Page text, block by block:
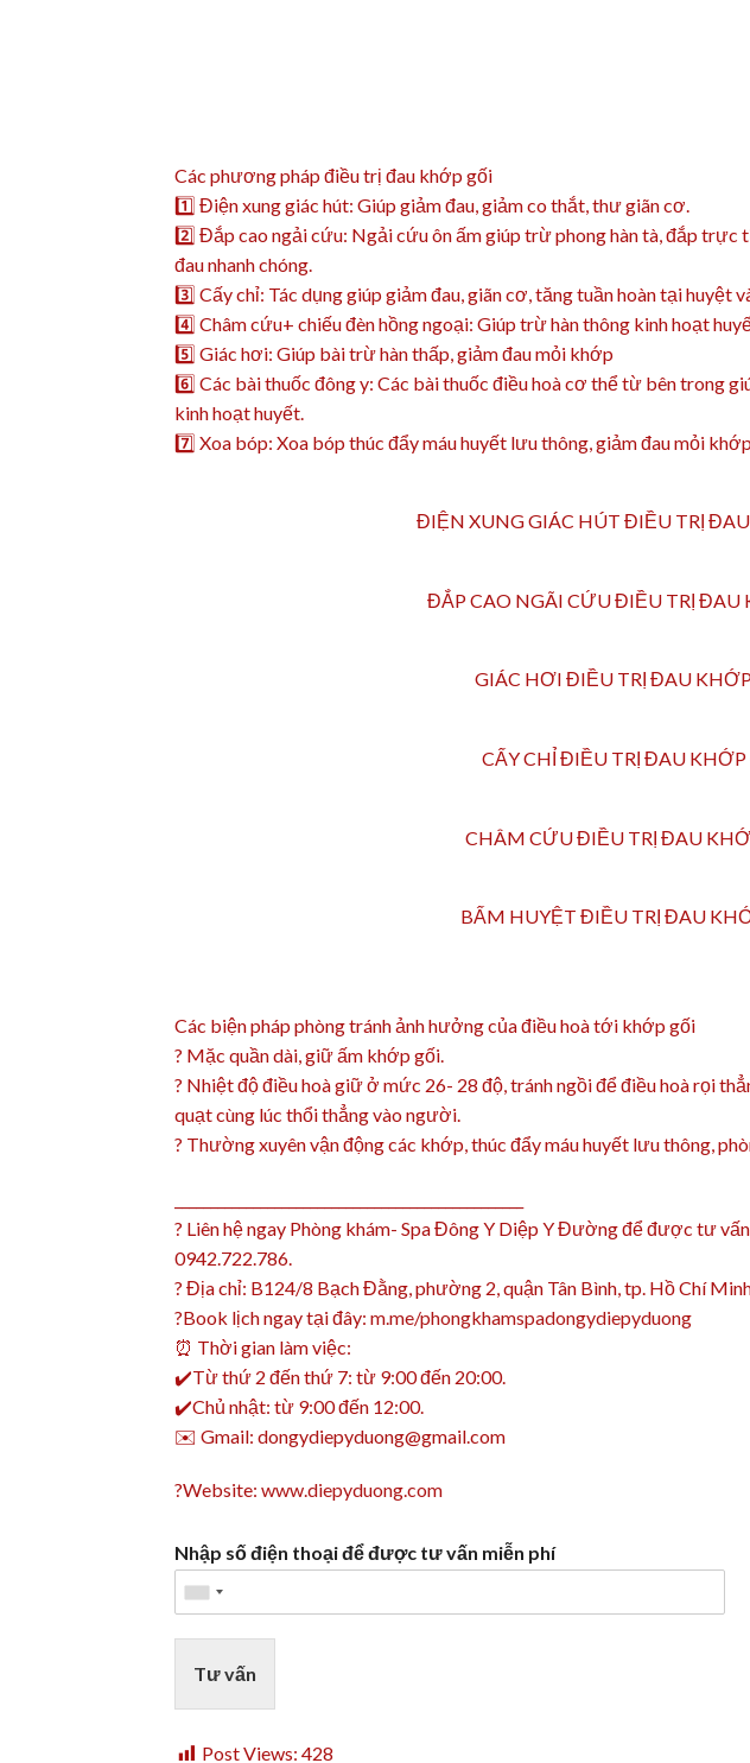
Các phương pháp điều trị đau khớp gối
1️⃣ Điện xung giác hút: Giúp giảm đau, giảm co thắt, thư giãn cơ.
2️⃣ Đắp cao ngải cứu: Ngải cứu ôn ấm giúp trừ phong hàn tà, đắp trực
đau nhanh chóng.
3️⃣ Cấy chỉ: Tác dụng giúp giảm đau, giãn cơ, tăng tuần hoàn tại huyệt
4️⃣ Châm cứu+ chiếu đèn hồng ngoại: Giúp trừ hàn thông kinh hoạt
5️⃣ Giác hơi: Giúp bài trừ hàn thấp, giảm đau mỏi khớp
6️⃣ Các bài thuốc đông y: Các bài thuốc điều hoà cơ thể từ bên trong
kinh hoạt huyết.
7️⃣ Xoa bóp: Xoa bóp thúc đẩy máu huyết lưu thông, giảm đau mỏi
ĐIỆN XUNG GIÁC HÚT ĐIỀU TRỊ
ĐẮP CAO NGÃI CỨU ĐIỀU TRỊ ĐAU
GIÁC HƠI ĐIỀU TRỊ ĐAU
CẤY CHỈ ĐIỀU TRỊ ĐAU KHỚP
CHÂM CỨU ĐIỀU TRỊ ĐAU
BẤM HUYỆT ĐIỀU TRỊ ĐAU
Các biện pháp phòng tránh ảnh hưởng của điều hoà tới khớp gối
? Mặc quần dài, giữ ấm khớp gối.
? Nhiệt độ điều hoà giữ ở mức 26- 28 độ, tránh ngồi để điều hoà rọi
quạt cùng lúc thổi thẳng vào người.
? Thường xuyên vận động các khớp, thúc đẩy máu huyết lưu thông,
? Liên hệ ngay Phòng khám- Spa Đông Y Diệp Y Đường để được tư
0942.722.786.
? Địa chỉ: B124/8 Bạch Đằng, phường 2, quận Tân Bình, tp. Hồ Chí
?Book lịch ngay tại đây: m.me/phongkhamspadongydiepyduong
⏰ Thời gian làm việc:
✔️Từ thứ 2 đến thứ 7: từ 9:00 đến 20:00.
✔️Chủ nhật: từ 9:00 đến 12:00.
✉️ Gmail: dongydiepyduong@gmail.com
?Website: www.diepyduong.com
Nhập số điện thoại để được tư vấn miễn phí
Tư vấn
Post Views: 428